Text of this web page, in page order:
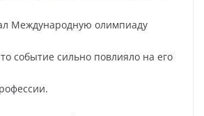
Международную олимпиаду
событие сильно повлияло на его